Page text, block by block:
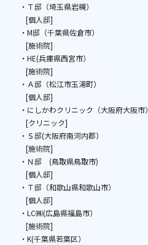
・Ｔ邸（埼玉県岩槻）
[個人邸]
・M邸（千葉県佐倉市）
[施術院]
・HE(兵庫県西宮市）
[施術院]
・Ａ邸（松江市玉湯町）
[個人邸]
・にしかわクリニック（大阪府大阪市）
[クリニック]
・Ｓ邸(大阪府南河内郡）
[施術院]
・Ｎ邸 (鳥取県鳥取市)
[個人邸]
・Ｔ邸（和歌山県和歌山市）
[個人邸]
・LC㈱(広島県福島市）
[施術院]
・K(千葉県若葉区）